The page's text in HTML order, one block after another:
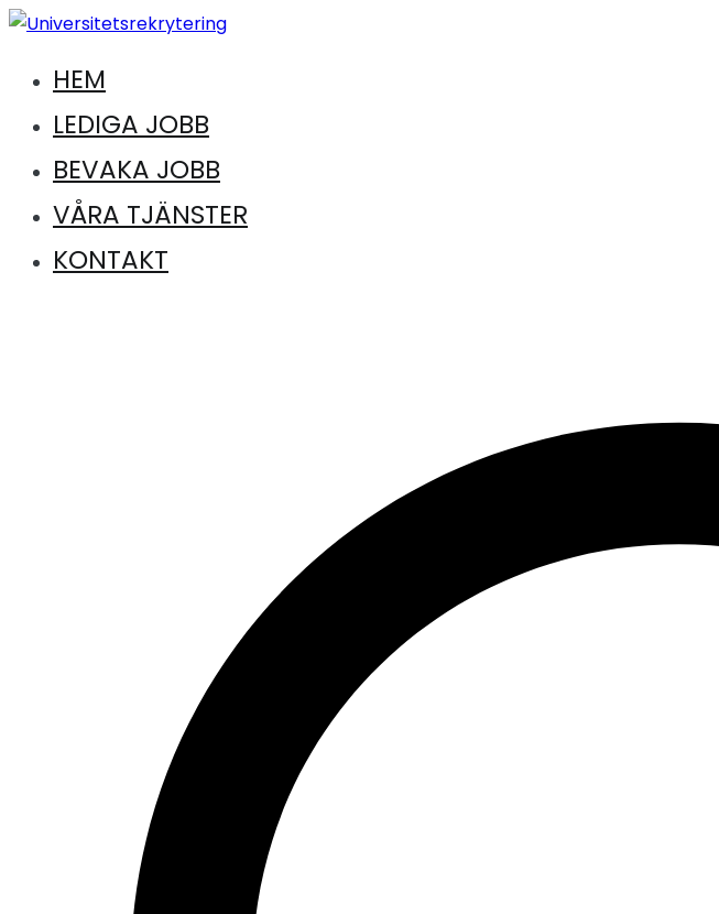
Hoppa
innehåll
Universitetsrekrytering
Jobb inom universitet och högskola
HEM
LEDIGA JOBB
BEVAKA JOBB
VÅRA TJÄNSTER
KONTAKT